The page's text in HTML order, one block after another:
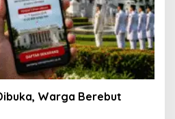
Warga Berebut